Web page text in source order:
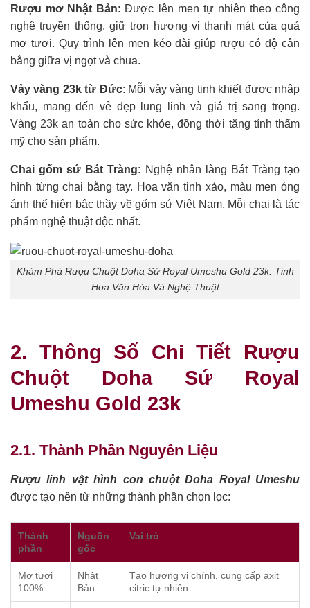
Rượu mơ Nhật Bản: Được lên men tự nhiên theo công
nghệ truyền thống, giữ trọn hương vị thanh mát của quả
mơ tươi. Quy trình lên men kéo dài giúp rượu có độ cân
bằng giữa vị ngọt và chua.
Vảy vàng 23k từ Đức: Mỗi vảy vàng tinh khiết được nhập
khẩu, mang đến vẻ đẹp lung linh và giá trị sang trọng.
Vàng 23k an toàn cho sức khỏe, đồng thời tăng tính thẩm
mỹ cho sản phẩm.
Chai gốm sứ Bát Tràng: Nghệ nhân làng Bát Tràng tạo
hình từng chai bằng tay. Hoa văn tinh xảo, màu men óng
ánh thể hiện bậc thầy về gốm sứ Việt Nam. Mỗi chai là tác
phẩm nghệ thuật độc nhất.
Khám Phá Rượu Chuột Doha Sứ Royal Umeshu Gold 23k: Tinh
Hoa Văn Hóa Và Nghệ Thuật
2. Thông Số Chi Tiết Rượu
Chuột Doha Sứ Royal
Umeshu Gold 23k
2.1. Thành Phần Nguyên Liệu
Rượu linh vật hình con chuột Doha Royal Umeshu
được tạo nên từ những thành phần chọn lọc:
Thành
phần
Nguồn
gốc
Vai trò
Mơ tươi
100%
Nhật
Bản
Tạo hương vị chính, cung cấp axit
citric tự nhiên